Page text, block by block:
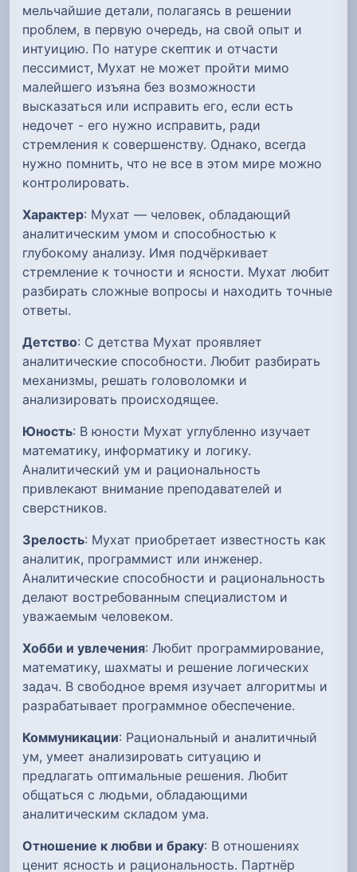
мельчайшие детали, полагаясь в решении
проблем, в первую очередь, на свой опыт и
интуицию. По натуре скептик и отчасти
пессимист, Мухат не может пройти мимо
малейшего изъяна без возможности
высказаться или исправить его, если есть
недочет - его нужно исправить, ради
стремления к совершенству. Однако, всегда
нужно помнить, что не все в этом мире можно
контролировать.
Характер: Мухат — человек, обладающий
аналитическим умом и способностью к
глубокому анализу. Имя подчёркивает
стремление к точности и ясности. Мухат любит
разбирать сложные вопросы и находить точные
ответы.
Детство: С детства Мухат проявляет
аналитические способности. Любит разбирать
механизмы, решать головоломки и
анализировать происходящее.
Юность: В юности Мухат углубленно изучает
математику, информатику и логику.
Аналитический ум и рациональность
привлекают внимание преподавателей и
сверстников.
Зрелость: Мухат приобретает известность как
аналитик, программист или инженер.
Аналитические способности и рациональность
делают востребованным специалистом и
уважаемым человеком.
Хобби и увлечения: Любит программирование,
математику, шахматы и решение логических
задач. В свободное время изучает алгоритмы и
разрабатывает программное обеспечение.
Коммуникации: Рациональный и аналитичный
ум, умеет анализировать ситуацию и
предлагать оптимальные решения. Любит
общаться с людьми, обладающими
аналитическим складом ума.
Отношение к любви и браку: В отношениях
ценит ясность и рациональность. Партнёр